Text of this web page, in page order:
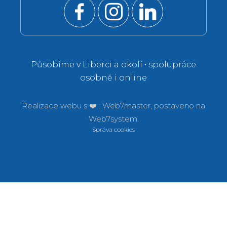
Působíme v Liberci a okolí • spolupráce
osobně i online
Realizace webu s ❤️ : Web7master, postaveno na
Web7system.
Správa cookies